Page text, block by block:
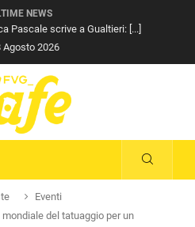
NEWS
Pascale scrive a Gualtieri: [...]
Agosto 2026
Eventi
del tatuaggio per un